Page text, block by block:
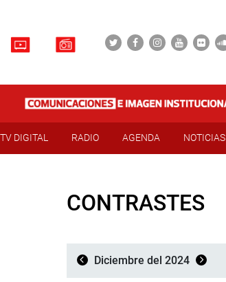
TV DIGITAL RADIO AGENDA NOTICIAS
CONTRASTES
Diciembre del 2024